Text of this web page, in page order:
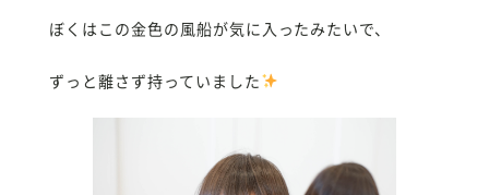
ぼくはこの金色の風船が気に入ったみたいで、
ずっと離さず持っていました